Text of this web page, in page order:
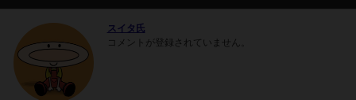
スイタ氏
コメントが登録されていません。